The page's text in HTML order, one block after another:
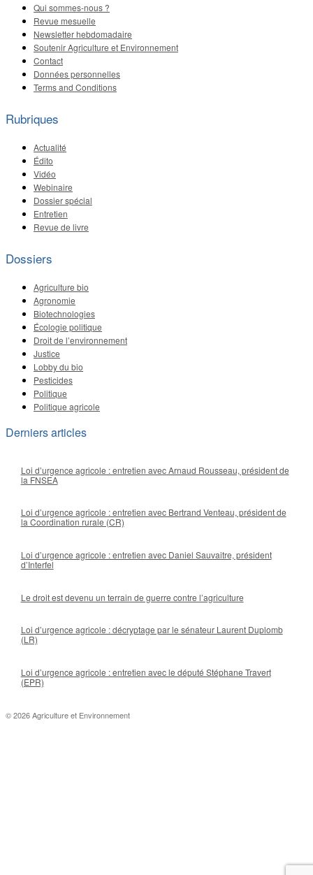
Qui sommes-nous ?
Revue mesuelle
Newsletter hebdomadaire
Soutenir Agriculture et Environnement
Contact
Données personnelles
Terms and Conditions
Rubriques
Actualité
Édito
Vidéo
Webinaire
Dossier spécial
Entretien
Revue de livre
Dossiers
Agriculture bio
Agronomie
Biotechnologies
Écologie politique
Droit de l’environnement
Justice
Lobby du bio
Pesticides
Politique
Politique agricole
Derniers articles
Loi d’urgence agricole : entretien avec Arnaud Rousseau, président de
la FNSEA
Loi d’urgence agricole : entretien avec Bertrand Venteau, président de
la Coordination rurale (CR)
Loi d’urgence agricole : entretien avec Daniel Sauvaitre, président
d’Interfel
Le droit est devenu un terrain de guerre contre l’agriculture
Loi d’urgence agricole : décryptage par le sénateur Laurent Duplomb
(LR)
Loi d’urgence agricole : entretien avec le député Stéphane Travert
(EPR)
© 2026 Agriculture et Environnement